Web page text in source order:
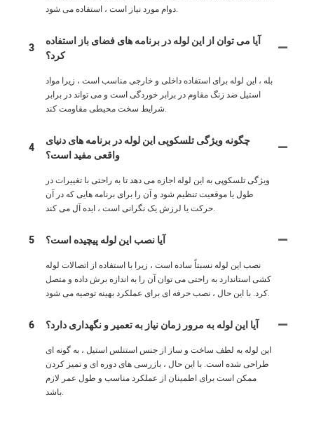
دوام مورد نیاز است ، استفاده می شود.
3
آیا می توان از این لوله در برنامه های فضای باز استفاده
کرد؟
بله ، این لوله برای استفاده داخلی و خارجی مناسب است ، زیرا مواد
استیل ضد زنگ مقاوم در برابر خوردگی است و می تواند در برابر
شرایط سخت محیطی مقاومت کند.
4
چگونه ویژگی تلسکوپی این لوله در برنامه های دنیای
واقعی مفید است؟
ویژگی تلسکوپی به این لوله اجازه می دهد تا به راحتی با تغییرات در
طول یا موقعیت تنظیم شود و آن را برای برنامه هایی که در آن
حرکت یا لرزش یک نگرانی است ، ایده آل می کند.
5 آیا نصب این لوله پیچیده است؟
نصب این لوله نسبتاً ساده است ، زیرا با استفاده از اتصالات لوله
کشی استاندارد به راحتی می توان آن را به اندازه برش داده و متصل
کرد. با این حال ، نصب حرفه ای برای عملکرد بهینه توصیه می شود.
6 آیا این لوله به مرور زمان نیاز به تعمیر و نگهداری دارد؟
این لوله به لطف ساخت و ساز از جنس استنلس استیل ، به گونه ای
طراحی شده است. با این حال ، بازرسی های دوره ای و تمیز کردن
ممکن است برای اطمینان از عملکرد مناسب و طول عمر لازم
باشد.